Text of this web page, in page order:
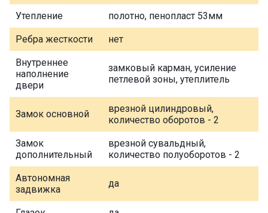
Утепление полотно, пенопласт 53мм
Ребра жесткости нет
Внутреннее
наполнение
двери
замковый карман, усиление
петлевой зоны, утеплитель
Замок основной
врезной цилиндровый,
количество оборотов - 2
Замок
дополнительный
врезной сувальдный,
количество полуоборотов - 2
Автономная
задвижка
да